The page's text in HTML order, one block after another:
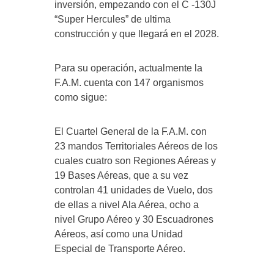
inversión, empezando con el C -130J
“Super Hercules” de ultima
construcción y que llegará en el 2028.
Para su operación, actualmente la
F.A.M. cuenta con 147 organismos
como sigue:
El Cuartel General de la F.A.M. con
23 mandos Territoriales Aéreos de los
cuales cuatro son Regiones Aéreas y
19 Bases Aéreas, que a su vez
controlan 41 unidades de Vuelo, dos
de ellas a nivel Ala Aérea, ocho a
nivel Grupo Aéreo y 30 Escuadrones
Aéreos, así como una Unidad
Especial de Transporte Aéreo.